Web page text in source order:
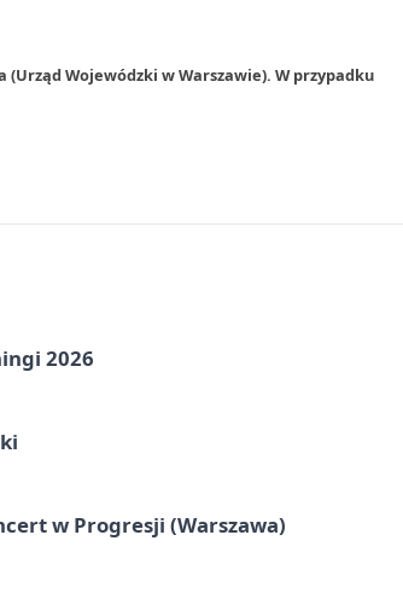
Wojewódzki w Warszawie). W przypadku
2026
w Progresji (Warszawa)